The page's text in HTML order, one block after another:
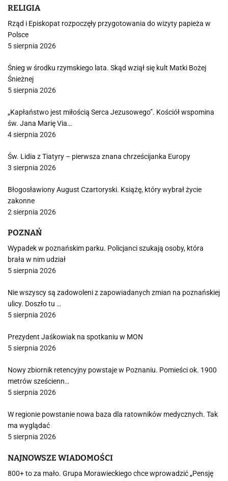
RELIGIA
Rząd i Episkopat rozpoczęły przygotowania do wizyty papieża w
Polsce
5 sierpnia 2026
Śnieg w środku rzymskiego lata. Skąd wziął się kult Matki Bożej
Śnieżnej
5 sierpnia 2026
„Kapłaństwo jest miłością Serca Jezusowego”. Kościół wspomina
św. Jana Marię Via…
4 sierpnia 2026
Św. Lidia z Tiatyry – pierwsza znana chrześcijanka Europy
3 sierpnia 2026
Błogosławiony August Czartoryski. Książę, który wybrał życie
zakonne
2 sierpnia 2026
POZNAŃ
Wypadek w poznańskim parku. Policjanci szukają osoby, która
brała w nim udział
5 sierpnia 2026
Nie wszyscy są zadowoleni z zapowiadanych zmian na poznańskiej
ulicy. Doszło tu …
5 sierpnia 2026
Prezydent Jaśkowiak na spotkaniu w MON
5 sierpnia 2026
Nowy zbiornik retencyjny powstaje w Poznaniu. Pomieści ok. 1900
metrów sześcienn…
5 sierpnia 2026
W regionie powstanie nowa baza dla ratowników medycznych. Tak
ma wyglądać
5 sierpnia 2026
NAJNOWSZE WIADOMOŚCI
800+ to za mało. Grupa Morawieckiego chce wprowadzić „Pensję